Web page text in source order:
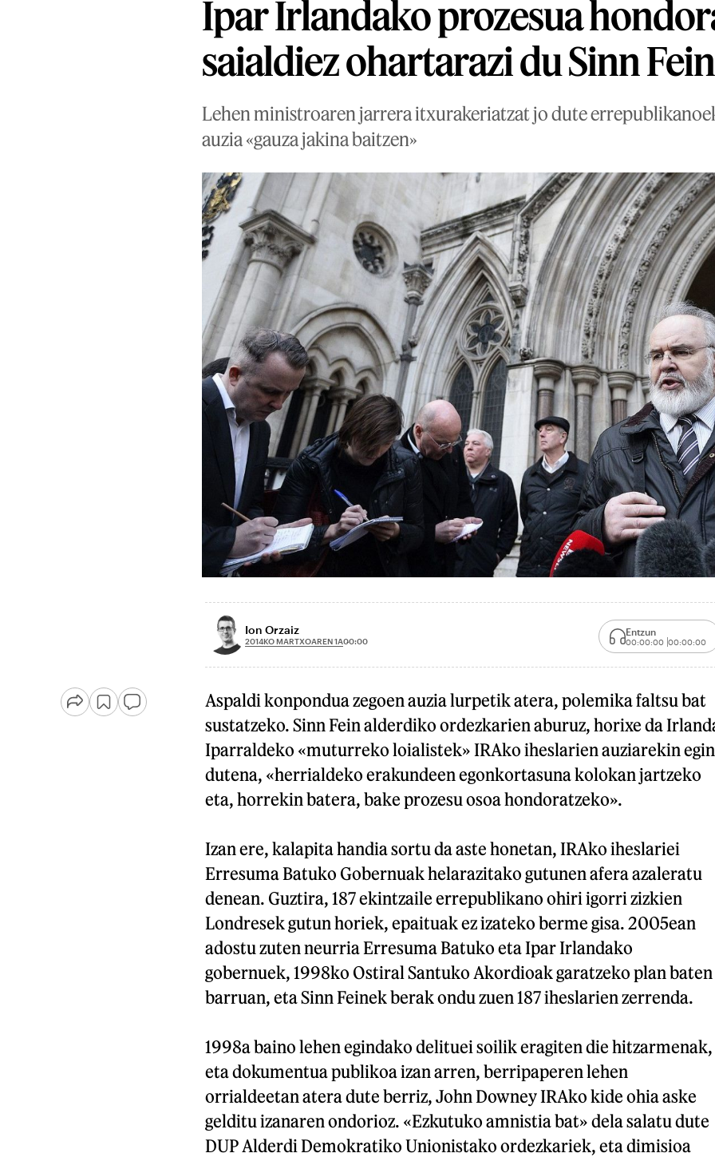
Ipar Irlandako prozesua
saialdiez ohartarazi du Sinn
Lehen ministroaren jarrera itxurakeriatzat jo dute
auzia «gauza jakina baitzen»
Ion Orzaiz
2014KO MARTXOAREN 1A00:00
Entzun
00:00:00 00:00:00
Aspaldi konpondua zegoen auzia lurpetik atera, polemika faltsu bat
sustatzeko. Sinn Fein alderdiko ordezkarien aburuz, horixe da
Iparraldeko «muturreko loialistek» IRAko iheslarien auziarekin egin
dutena, «herrialdeko erakundeen egonkortasuna kolokan jartzeko
eta, horrekin batera, bake prozesu osoa hondoratzeko».
Izan ere, kalapita handia sortu da aste honetan, IRAko iheslariei
Erresuma Batuko Gobernuak helarazitako gutunen afera azaleratu
denean. Guztira, 187 ekintzaile errepublikano ohiri igorri zizkien
Londresek gutun horiek, epaituak ez izateko berme gisa. 2005ean
adostu zuten neurria Erresuma Batuko eta Ipar Irlandako
gobernuek, 1998ko Ostiral Santuko Akordioak garatzeko plan baten
barruan, eta Sinn Feinek berak ondu zuen 187 iheslarien zerrenda.
1998a baino lehen egindako delituei soilik eragiten die hitzarmenak,
eta dokumentua publikoa izan arren, berripaperen lehen
orrialdeetan atera dute berriz, John Downey IRAko kide ohia aske
gelditu izanaren ondorioz. «Ezkutuko amnistia bat» dela salatu dute
DUP Alderdi Demokratiko Unionistako ordezkariek, eta dimisioa